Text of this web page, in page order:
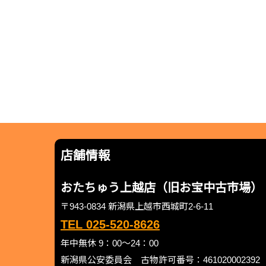
店舗情報
おたちゅう上越店（旧お宝中古市場）
〒943-0834 新潟県上越市西城町2-6-11
TEL 025-520-8626
年中無休 9：00～24：00
新潟県公安委員会 古物許可番号：461020002392